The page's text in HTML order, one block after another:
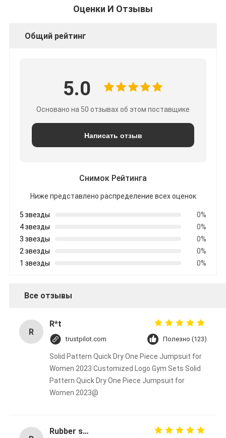
Оценки И Отзывы
Общий рейтинг
5.0
Основано на 50 отзывах об этом поставщике
Написать отзыв
Снимок Рейтинга
Ниже представлено распределение всех оценок
5 звезды
0%
4 звезды
0%
3 звезды
0%
2 звезды
0%
1 звезды
0%
Все отзывы
R
R*t
trustpilot.com Полезно (123)
Solid Pattern Quick Dry One Piece Jumpsuit for
Women 2023 Customized Logo Gym Sets Solid
Pattern Quick Dry One Piece Jumpsuit for
Women 2023@
Rubber solid forklift tires For material handling forklift